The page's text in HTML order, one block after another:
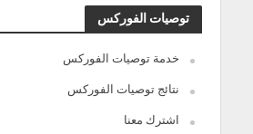
توصيات الفوركس
خدمة توصيات الفوركس
نتائج توصيات الفوركس
اشترك معنا